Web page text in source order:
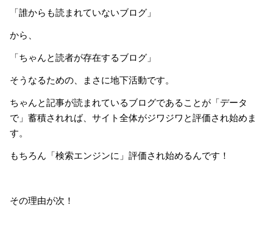
「誰からも読まれていないブログ」
から、
「ちゃんと読者が存在するブログ」
そうなるための、まさに地下活動です。
ちゃんと記事が読まれているブログであることが「データ
で」蓄積されれば、サイト全体がジワジワと評価され始めま
す。
もちろん「検索エンジンに」評価され始めるんです！
その理由が次！